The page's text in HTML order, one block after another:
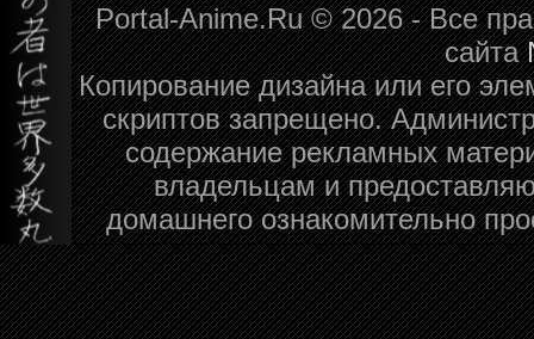
Portal-Anime.Ru © 2026 - Все
сайта
Копирование дизайна или его
скриптов запрещено.
содержание рекламных
владельцам и
домашнего ознакомительно